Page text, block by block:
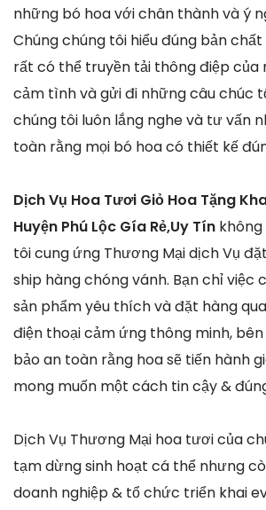
những bó hoa với chân thành và ý
Chúng chúng tôi hiểu đúng bản
rất có thể truyền tải thông điệp của
cảm tình và gửi đi những câu chúc
chúng tôi luôn lắng nghe và tư vấn
toàn rằng mọi bó hoa có thiết kế
Dịch Vụ Hoa Tươi Giỏ Hoa Tặng
Huyện Phú Lộc Gía Rẻ,Uy Tín
tôi cung ứng Thương Mại dịch Vụ
ship hàng chóng vánh. Bạn chỉ việc
sản phẩm yêu thích và đặt hàng
điện thoại cảm ứng thông minh,
bảo an toàn rằng hoa sẽ tiến hành
mong muốn một cách tin cậy &
Dịch Vụ Thương Mại hoa tươi của
tạm dừng sinh hoạt cá thể nhưng
doanh nghiệp & tổ chức triển khai